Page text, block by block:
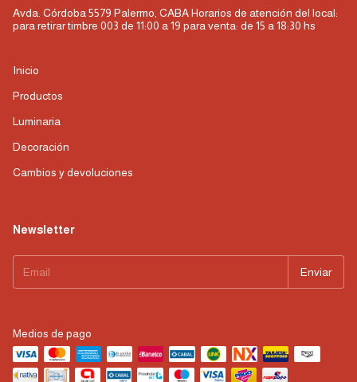
Avda. Córdoba 5579 Palermo, CABA Horarios de atención del local:
para retirar timbre 003 de 11:00 a 19 para venta: de 15 a 18:30 hs
Inicio
Productos
Luminaria
Decoración
Cambios y devoluciones
Newsletter
Medios de pago